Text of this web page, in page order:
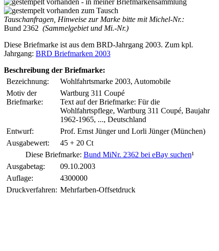
Tauschanfragen, Hinweise zur Marke bitte mit Michel-Nr.:
Bund 2362 (Sammelgebiet und Mi.-Nr.)
Diese Briefmarke ist aus dem BRD-Jahrgang 2003. Zum kpl.
Jahrgang: BRD Briefmarken 2003
Beschreibung der Briefmarke:
Bezeichnung:
Wohlfahrtsmarke 2003, Automobile
Motiv der
Briefmarke:
Wartburg 311 Coupé
Text auf der Briefmarke: Für die
Wohlfahrtspflege, Wartburg 311 Coupé, Baujahr
1962-1965, ..., Deutschland
Entwurf:
Prof. Ernst Jünger und Lorli Jünger (München)
Ausgabewert:
45 + 20 Ct
Diese Briefmarke: Bund MiNr. 2362 bei eBay suchen¹
Ausgabetag:
09.10.2003
Auflage:
4300000
Druckverfahren: Mehrfarben-Offsetdruck